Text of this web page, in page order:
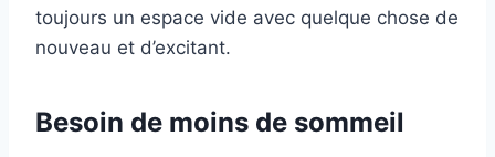
toujours un espace vide avec quelque chose de
nouveau et d’excitant.
Besoin de moins de sommeil